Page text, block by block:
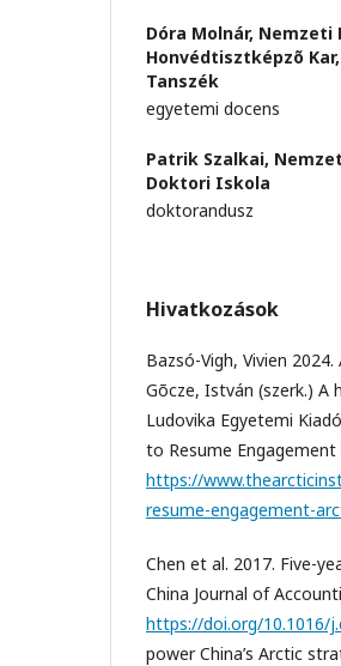
Dóra Molnár, Nemzeti
Honvédtisztképzõ
Tanszék
egyetemi docens
Patrik Szalkai,
Doktori Iskola
doktorandusz
Hivatkozások
Bazsó-Vigh, Vivien
Gõcze, István (szerk.) A
Ludovika Egyetemi
to Resume
https://
resume-engagement-
Chen et al. 2017. Five-
China Journal of
https://doi.org/10.1016/
power China’s Arctic